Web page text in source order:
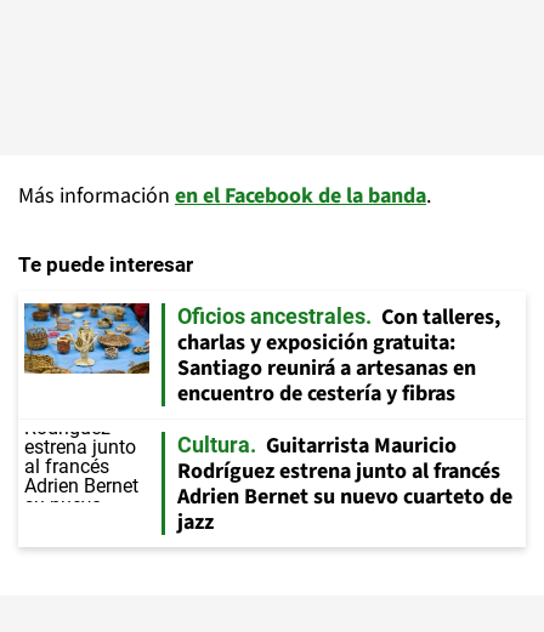
Más información en el Facebook de la banda.
Te puede interesar
Oficios ancestrales
Con talleres,
charlas y exposición gratuita:
Santiago reunirá a artesanas en
encuentro de cestería y fibras
Cultura
Guitarrista Mauricio
Rodríguez estrena junto al francés
Adrien Bernet su nuevo cuarteto de
jazz